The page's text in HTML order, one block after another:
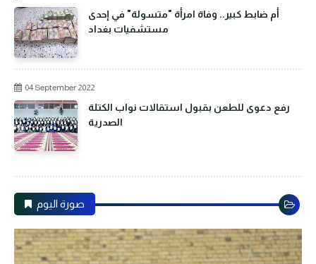
أم ضابط كبير.. وفاة امرأة "متسولة" في إحدى
مستشفيات بغداد
04 September 2022
رفع دعوى للطعن بقبول استقالات نواب الكتلة
الصدرية
صورة اليوم